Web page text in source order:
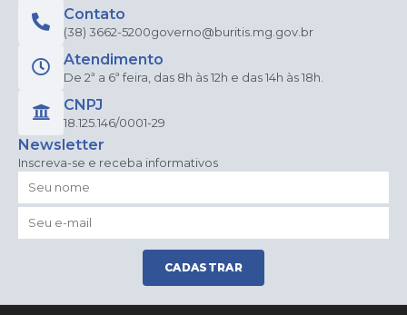
Contato
(38) 3662-5200governo@buritis.mg.gov.br
Atendimento
De 2ª a 6ª feira, das 8h às 12h e das 14h às 18h.
CNPJ
18.125.146/0001-29
Newsletter
Inscreva-se e receba informativos
CADASTRAR